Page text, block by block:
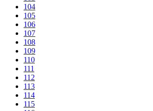
104
105
106
107
108
109
110
111
112
113
114
115